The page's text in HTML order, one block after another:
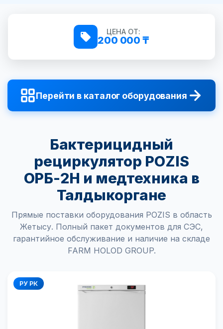
ЦЕНА ОТ:
200 000 ₸
Перейти в каталог оборудования
Бактерицидный
рециркулятор POZIS
ОРБ-2Н и медтехника в
Талдыкоргане
Прямые поставки оборудования POZIS в область
Жетысу. Полный пакет документов для СЭС,
гарантийное обслуживание и наличие на складе
FARM HOLOD GROUP.
РУ РК